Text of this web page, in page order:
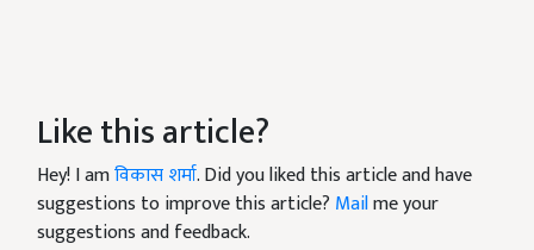
Like this article?
Hey! I amविकास शर्मा. Did you liked this article and have
suggestions to improve this article? Mailme your
suggestions and feedback.